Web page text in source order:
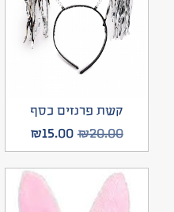
קשת פרנזים כסף
₪20.00
₪15.00